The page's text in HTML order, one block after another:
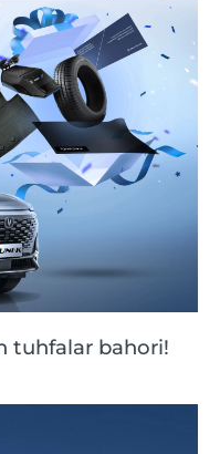
tuhfalar bahori!